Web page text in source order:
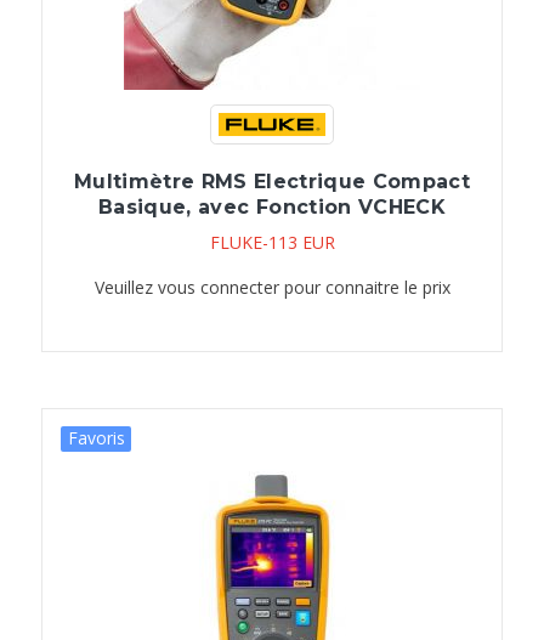
Multimètre RMS Electrique Compact
Basique, avec Fonction VCHECK
FLUKE-113 EUR
Veuillez vous connecter pour connaitre le prix
Favoris